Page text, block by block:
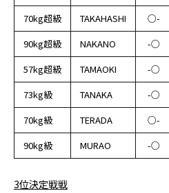
70kg超級
TAKAHASHI ○-
90kg超級
NAKANO -○
57kg超級
TAMAOKI -○
73kg級
TANAKA -○
70kg級
TERADA ○-
90kg級
MURAO -○
3位決定戦戦